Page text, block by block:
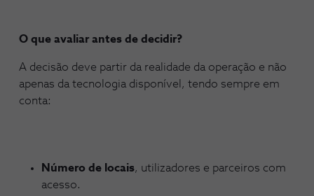
O que avaliar antes de decidir?
A decisão deve partir da realidade da operação e não
apenas da tecnologia disponível, tendo sempre em
conta:
Número de locais, utilizadores e parceiros com
acesso.